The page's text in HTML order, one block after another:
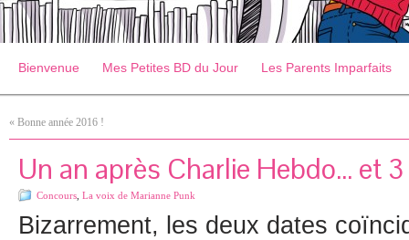
Bienvenue Mes Petites BD du Jour Les Parents Imparfaits
« Bonne année 2016 !
Un an après Charlie Hebdo… et
Concours La voix de Marianne Punk
Bizarrement, les deux dates